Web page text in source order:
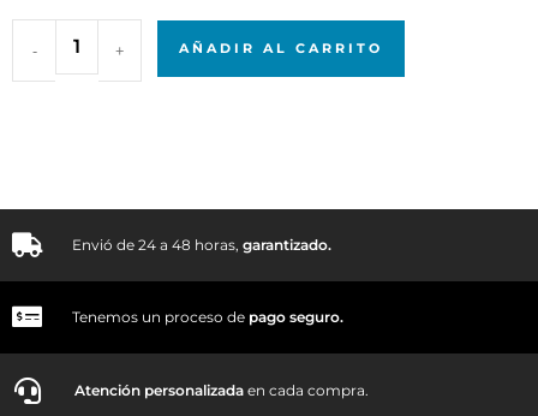
- + AÑADIR AL CARRITO
Envió de 24 a 48 horas, garantizado.
Tenemos un proceso de pago seguro.
Atención personalizada en cada compra.